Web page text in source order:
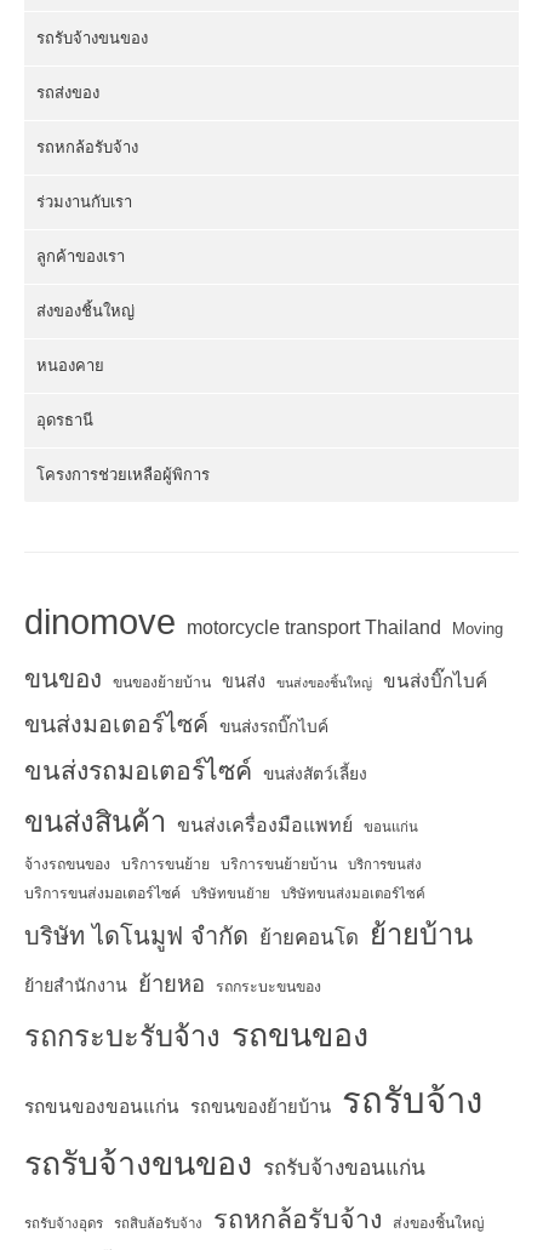
รถรับจ้างขนของ
รถส่งของ
รถหกล้อรับจ้าง
ร่วมงานกับเรา
ลูกค้าของเรา
ส่งของชิ้นใหญ่
หนองคาย
อุดรธานี
โครงการช่วยเหลือผู้พิการ
dinomove motorcycle transport Thailand Moving
ขนของ ขนของย้ายบ้าน ขนส่ง ขนส่งของชิ้นใหญ่ ขนส่งบิ๊กไบค์
ขนส่งมอเตอร์ไซค์ ขนส่งรถบิ๊กไบค์
ขนส่งรถมอเตอร์ไซค์ ขนส่งสัตว์เลี้ยง
ขนส่งสินค้า ขนส่งเครื่องมือแพทย์ ขอนแก่น
จ้างรถขนของ บริการขนย้าย บริการขนย้ายบ้าน บริการขนส่ง
บริการขนส่งมอเตอร์ไซค์ บริษัทขนย้าย บริษัทขนส่งมอเตอร์ไซค์
บริษัท ไดโนมูฟ จำกัด ย้ายคอนโด ย้ายบ้าน
ย้ายสำนักงาน ย้ายหอ รถกระบะขนของ
รถกระบะรับจ้าง รถขนของ
รถขนของขอนแก่น รถขนของย้ายบ้าน รถรับจ้าง
รถรับจ้างขนของ รถรับจ้างขอนแก่น
รถรับจ้างอุดร รถสิบล้อรับจ้าง รถหกล้อรับจ้าง ส่งของชิ้นใหญ่